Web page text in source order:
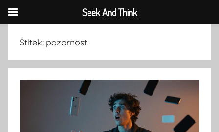
obsahu
Štítek: pozornost
Seek And Think